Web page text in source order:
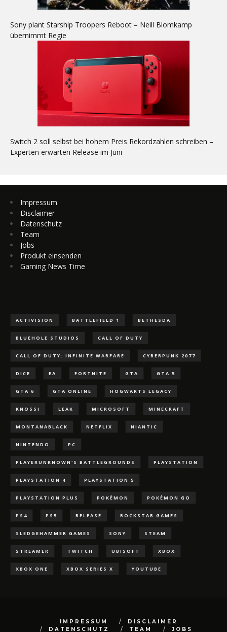
Sony plant Starship Troopers Reboot – Neill Blomkamp
übernimmt Regie
Switch 2 soll selbst bei hohem Preis Rekordzahlen schreiben –
Experten erwarten Release im Juni
Impressum
Disclaimer
Datenschutz
Team
Jobs
Produkt einsenden
Gaming News Time
ACTIVISION BATTLEFIELD 1 BETHESDA
BLUEHOLE STUDIOS CALL OF DUTY
CALL OF DUTY: INFINITE WARFARE CYBERPUNK 2077
DICE EA FORTNITE GTA GTA 5
GTA 6 GTA ONLINE HOGWARTS LEGACY
KNOSSI LEAK MICROSOFT MINECRAFT
MONTANABLACK NETFLIX NIANTIC
NINTENDO PC
PLAYERUNKNOWN'S BATTLEGROUNDS PLAYSTATION
PLAYSTATION 4 PLAYSTATION 5
PLAYSTATION PLUS POKÈMON POKÉMON GO
PS4 PS5 RELEASE ROCKSTAR GAMES
SLEDGEHAMMER GAMES SONY STEAM
STREAMER TWITCH UBISOFT XBOX
XBOX ONE XBOX SERIES X YOUTUBE
IMPRESSUM
DISCLAIMER
DATENSCHUTZ
TEAM JOBS